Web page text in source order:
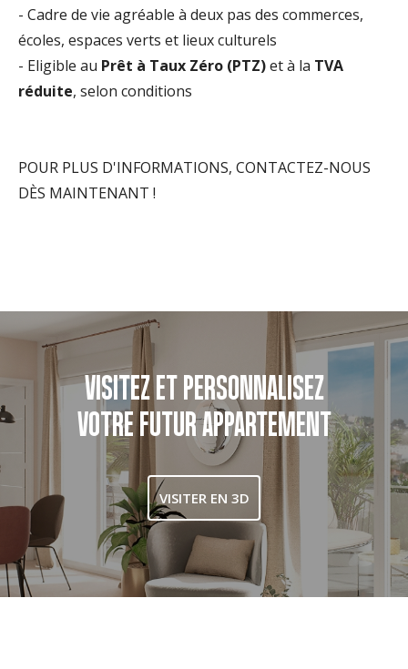
- Cadre de vie agréable à deux pas des commerces,
écoles, espaces verts et lieux culturels
- Eligible au Prêt à Taux Zéro (PTZ)et à la TVA
réduite, selon conditions
POUR PLUS D'INFORMATIONS, CONTACTEZ-NOUS
DÈS MAINTENANT !
VISITEZ ET PERSONNALISEZ
VOTRE FUTUR APPARTEMENT
VISITER EN 3D